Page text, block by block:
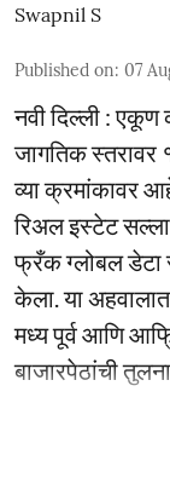
Swapnil S
Published on: 07
नवी दिल्ली : एकूण
जागतिक
व्या क्रमांकावर
रिअल इस्टेट
फ्रँक ग्लोबल डेटा
केला. या
मध्य पूर्व आणि
बाजारपेठांची